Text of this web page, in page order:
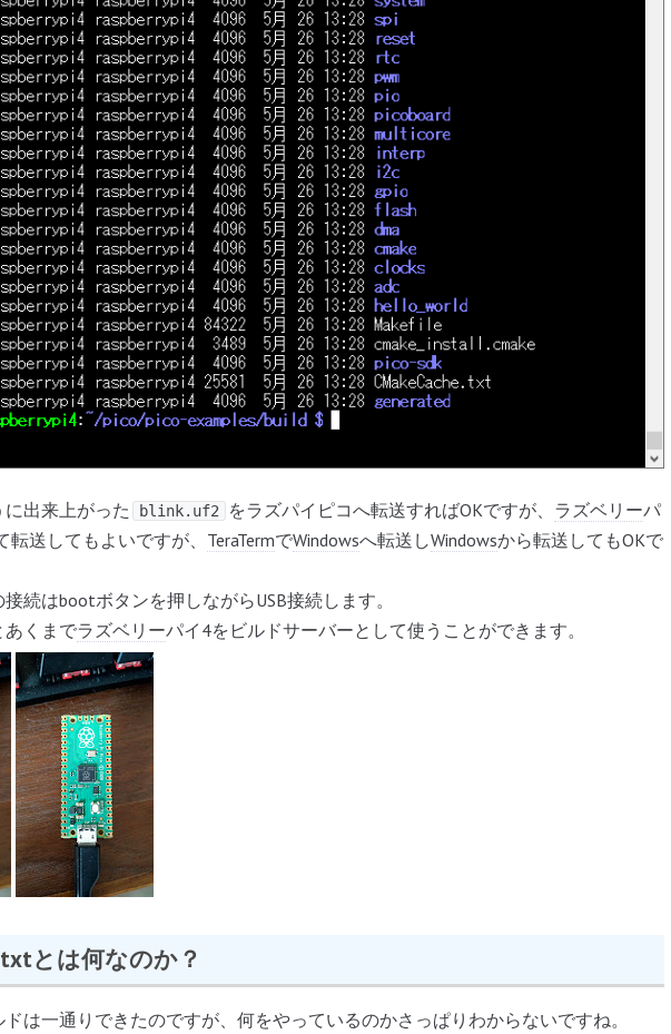
出来上がった blink.uf2 をラズパイピコへ転送すればOKですが、 ラズベリーパ
転送してもよいですが、 TeraTermでWindowsへ転送しWindowsから転送してもOKで
続はbootボタンを押しながらUSB接続します。
あくまでラズベリーパイ4をビルドサーバーとして使うことができます。
とは何なのか？
は一通りできたのですが、何をやっているのかさっぱりわからないですね。